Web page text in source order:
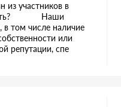
участников в
Наши
том числе наличие
или
репутации, спе